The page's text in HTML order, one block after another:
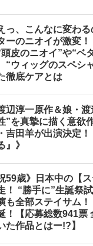
っ、こんなに変わ
ーのニオイが激変
頭皮のニオイ”や“ベ
“ウィッグのスペシ
徹底ケアとは
辺淳一原作＆娘・
”を真摯に描く意欲
吉田羊が出演決定
』》
59歳》日本中の【
！ “勝手に”生誕祭
も全部ステイサム！
！【応募総数941票
た作品とはー!?】